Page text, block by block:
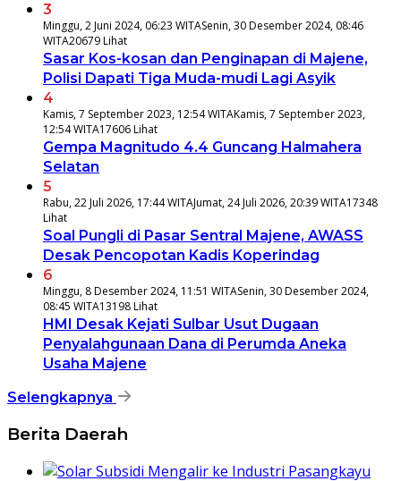
3
Minggu, 2 Juni 2024, 06:23 WITASenin, 30 Desember 2024, 08:46
WITA20679 Lihat
Sasar Kos-kosan dan Penginapan di Majene,
Polisi Dapati Tiga Muda-mudi Lagi Asyik
4
Kamis, 7 September 2023, 12:54 WITAKamis, 7 September 2023,
12:54 WITA17606 Lihat
Gempa Magnitudo 4.4 Guncang Halmahera
Selatan
5
Rabu, 22 Juli 2026, 17:44 WITAJumat, 24 Juli 2026, 20:39 WITA17348
Lihat
Soal Pungli di Pasar Sentral Majene, AWASS
Desak Pencopotan Kadis Koperindag
6
Minggu, 8 Desember 2024, 11:51 WITASenin, 30 Desember 2024,
08:45 WITA13198 Lihat
HMI Desak Kejati Sulbar Usut Dugaan
Penyalahgunaan Dana di Perumda Aneka
Usaha Majene
Selengkapnya
Berita Daerah